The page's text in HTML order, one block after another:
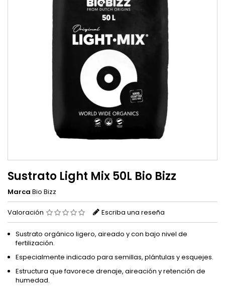
Sustrato Light Mix 50L Bio Bizz
Marca Bio Bizz
Valoración Escriba una reseña
Sustrato orgánico ligero, aireado y con bajo nivel de
fertilización.
Especialmente indicado para semillas, plántulas y esquejes.
Estructura que favorece drenaje, aireación y retención de
humedad.